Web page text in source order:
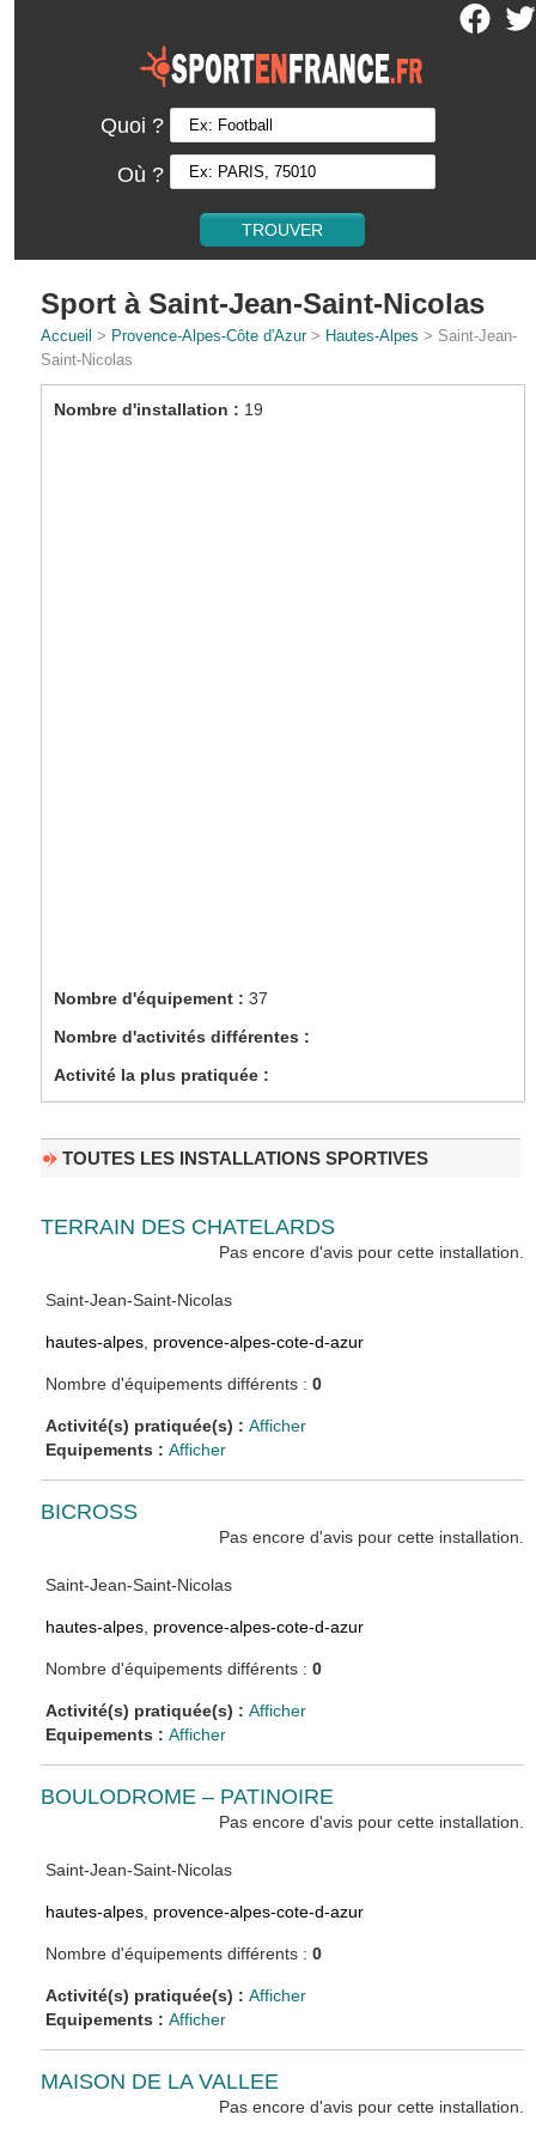
Quoi ?
Où ?
Sport à Saint-Jean-Saint-Nicolas
Accueil > Provence-Alpes-Côte d'Azur> Hautes-Alpes > Saint-Jean-
Saint-Nicolas
Nombre d'installation : 19
Nombre d'équipement :37
Nombre d'activités différentes :
Activité la plus pratiquée :
TOUTES LES INSTALLATIONS SPORTIVES
TERRAIN DES CHATELARDS
Pas encore d'avis pour cette installation.
Saint-Jean-Saint-Nicolas
hautes-alpes provence-alpes-cote-d-azur
Nombre d'équipements différents :0
Activité(s) pratiquée(s) :Afficher
Equipements :Afficher
BICROSS
Pas encore d'avis pour cette installation.
Saint-Jean-Saint-Nicolas
hautes-alpes provence-alpes-cote-d-azur
Nombre d'équipements différents :0
Activité(s) pratiquée(s) :Afficher
Equipements :Afficher
BOULODROME – PATINOIRE
Pas encore d'avis pour cette installation.
Saint-Jean-Saint-Nicolas
hautes-alpes provence-alpes-cote-d-azur
Nombre d'équipements différents :0
Activité(s) pratiquée(s) :Afficher
Equipements :Afficher
MAISON DE LA VALLEE
Pas encore d'avis pour cette installation.